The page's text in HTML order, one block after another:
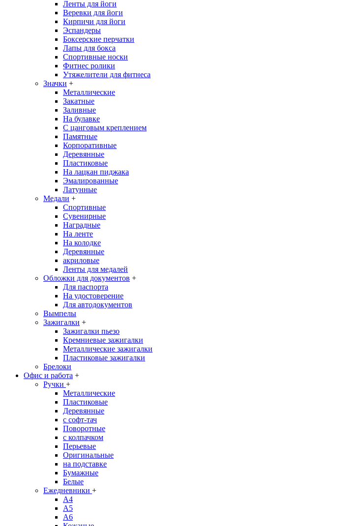
Ленты для йоги
Веревки для йоги
Кирпичи для йоги
Эспандеры
Боксерские перчатки
Лапы для бокса
Спортивные носки
Фитнес ролики
Утяжелители для фитнеса
Значки +
Металлические
Закатные
Заливные
На булавке
С цанговым креплением
Памятные
Корпоративные
Деревянные
Пластиковые
На лацкан пиджака
Эмалированные
Латунные
Медали +
Спортивные
Сувенирные
Наградные
На ленте
На колодке
Деревянные
акриловые
Ленты для медалей
Обложки для документов +
Для паспорта
На удостоверение
Для автодокументов
Вымпелы
Зажигалки +
Зажигалки пьезо
Кремниевые зажигалки
Металлические зажигалки
Пластиковые зажигалки
Брелоки
Офис и работа +
Ручки +
Металлические
Пластиковые
Деревянные
с софт-тач
Поворотные
с колпачком
Перьевые
Оригинальные
на подставке
Бумажные
Белые
Ежедневники +
A4
A5
A6